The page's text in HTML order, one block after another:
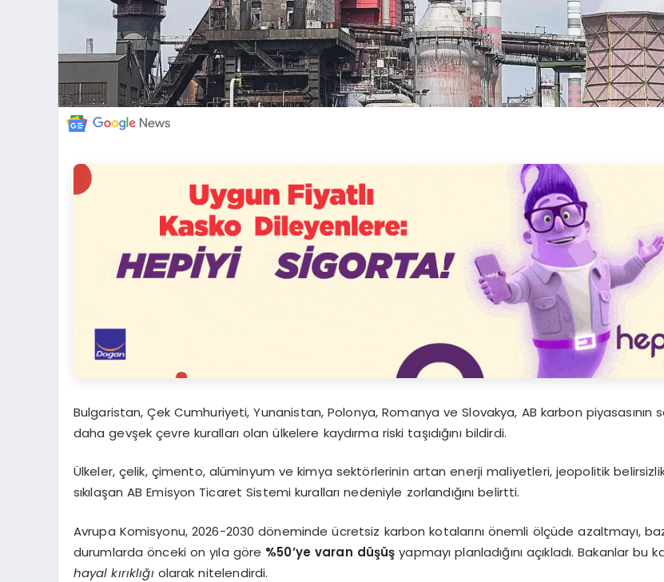
Bulgaristan, Çek Cumhuriyeti, Yunanistan, Polonya, Romanya ve Slovakya, AB karbon piyasasının
daha gevşek çevre kuralları olan ülkelere kaydırma riski taşıdığını bildirdi.
Ülkeler, çelik, çimento, alüminyum ve kimya sektörlerinin artan enerji maliyetleri, jeopolitik
sıkılaşan AB Emisyon Ticaret Sistemi kuralları nedeniyle zorlandığını belirtti.
Avrupa Komisyonu, 2026-2030 döneminde ücretsiz karbon kotalarını önemli ölçüde azaltmayı,
durumlarda önceki on yıla göre %50’ye varan düşüş yapmayı planladığını açıkladı. Bakanlar bu
hayal kırıklığı olarak nitelendirdi.